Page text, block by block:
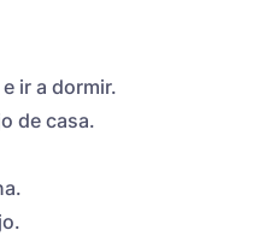
ir a dormir.
de casa.